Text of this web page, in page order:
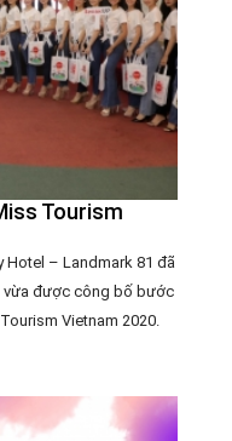
Tourism
Hotel – Landmark 81 đã
vừa được công bố bước
Vietnam 2020.